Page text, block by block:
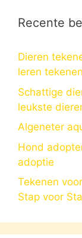
Recente
Dieren
leren tekenen
Schattige
leukste
Algeneter
Hond
adoptie
Tekenen
Stap voor